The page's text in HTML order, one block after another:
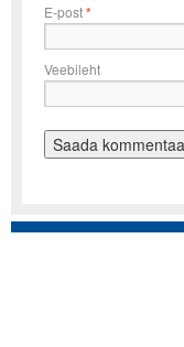
E-post*
Veebileht